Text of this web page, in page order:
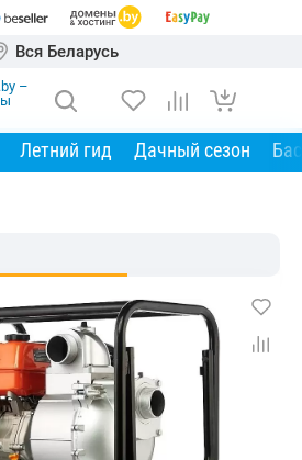
Вся Беларусь
Летний гид Дачный сезон